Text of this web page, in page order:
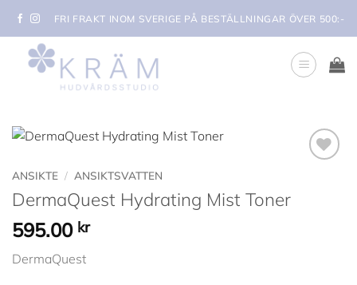
content
FRI FRAKT INOM SVERIGE PÅ BESTÄLLNINGAR ÖVER 500:-
önskelista
ANSIKTE / ANSIKTSVATTEN
DermaQuest Hydrating Mist Toner
595.00 kr
DermaQuest